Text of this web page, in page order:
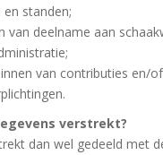
standen;
van deelname aan
van contributies en/
verstrekt?
dan wel gedeeld met